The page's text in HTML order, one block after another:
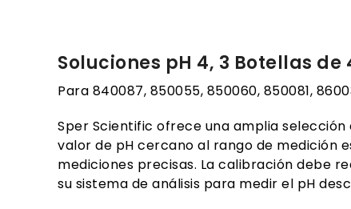
Soluciones pH 4, 3 Botellas
Para 840087, 850055, 850060, 850081,
Sper Scientific ofrece una amplia
valor de pH cercano al rango de medición
mediciones precisas. La calibración debe
su sistema de análisis para medir el pH